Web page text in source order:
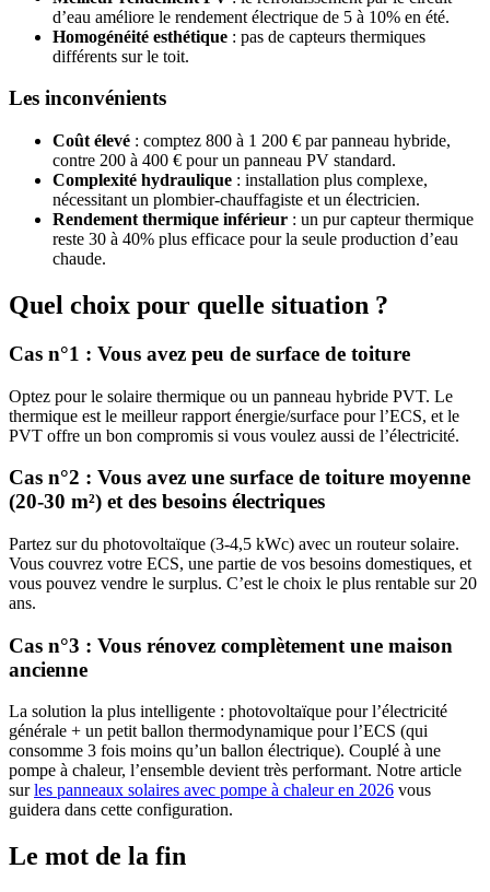
d’eau améliore le rendement électrique de 5 à 10% en été.
Homogénéité esthétique : pas de capteurs thermiques
différents sur le toit.
Les inconvénients
Coût élevé : comptez 800 à 1 200 € par panneau hybride,
contre 200 à 400 € pour un panneau PV standard.
Complexité hydraulique : installation plus complexe,
nécessitant un plombier-chauffagiste et un électricien.
Rendement thermique inférieur : un pur capteur thermique
reste 30 à 40% plus efficace pour la seule production d’eau
chaude.
Quel choix pour quelle situation ?
Cas n°1 : Vous avez peu de surface de toiture
Optez pour le solaire thermique ou un panneau hybride PVT. Le
thermique est le meilleur rapport énergie/surface pour l’ECS, et le
PVT offre un bon compromis si vous voulez aussi de l’électricité.
Cas n°2 : Vous avez une surface de toiture moyenne
(20-30 m²) et des besoins électriques
Partez sur du photovoltaïque (3-4,5 kWc) avec un routeur solaire.
Vous couvrez votre ECS, une partie de vos besoins domestiques, et
vous pouvez vendre le surplus. C’est le choix le plus rentable sur 20
ans.
Cas n°3 : Vous rénovez complètement une maison
ancienne
La solution la plus intelligente : photovoltaïque pour l’électricité
générale + un petit ballon thermodynamique pour l’ECS (qui
consomme 3 fois moins qu’un ballon électrique). Couplé à une
pompe à chaleur, l’ensemble devient très performant. Notre article
surles panneaux solaires avec pompe à chaleur en 2026 vous
guidera dans cette configuration.
Le mot de la fin